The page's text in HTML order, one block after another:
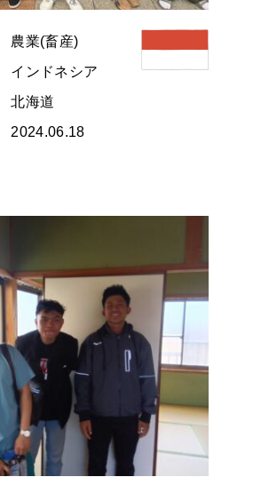
農業(畜産)
インドネシア
北海道
2024.06.18